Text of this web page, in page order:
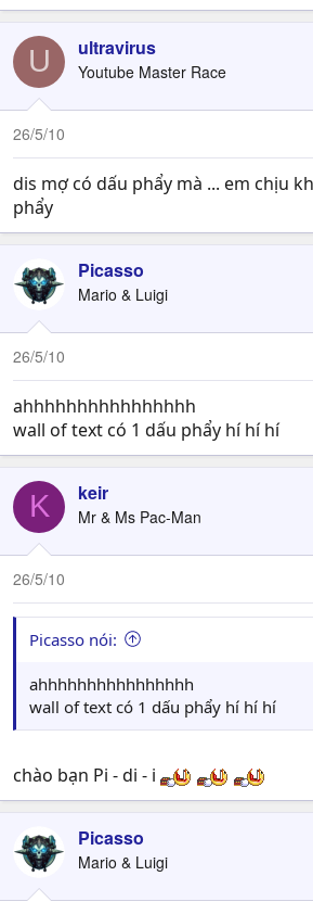
U ultravirus
Youtube Master Race
26/5/10
dis mợ có dấu phẩy mà ... em chịu
phẩy
Picasso
Mario & Luigi
26/5/10
ahhhhhhhhhhhhhhhh
wall of text có 1 dấu phẩy hí hí hí
K keir
Mr & Ms Pac-Man
26/5/10
Picasso nói:
ahhhhhhhhhhhhhhhh
wall of text có 1 dấu phẩy hí hí hí
chào bạn Pi - di - i
Picasso
Mario & Luigi